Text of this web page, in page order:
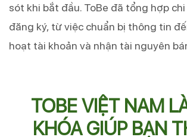
sót khi bắt đầu. ToBe đã tổng hợp
đăng ký, từ việc chuẩn bị thông tin
hoạt tài khoản và nhận tài nguyên
TOBE VIỆT NAM
KHÓA GIÚP BẠN